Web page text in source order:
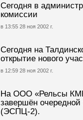
Сегодня в
комиссии
в 13:55 28 ноя 2002 г.
Сегодня на
открытие нового
в 12:59 28 ноя 2002 г.
На ООО «Рельсы
завершён очередной
(ЭСПЦ-2).